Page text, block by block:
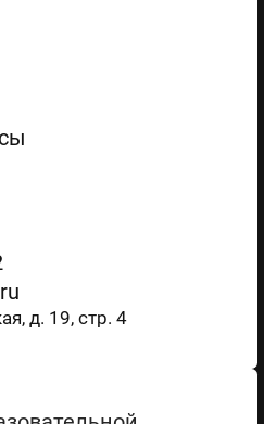
д. 19, стр. 4